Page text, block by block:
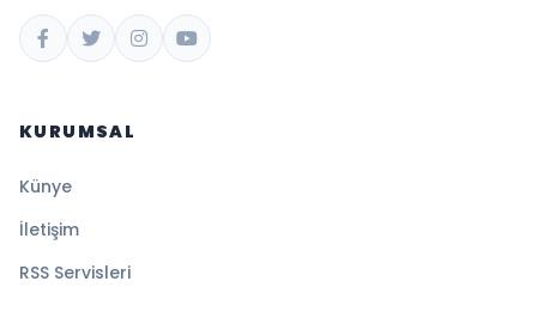
KURUMSAL
Künye
İletişim
RSS Servisleri